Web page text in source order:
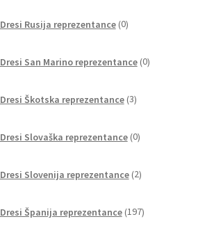
Dresi Rusija reprezentance 0izdelkov
Dresi San Marino reprezentance 0izdelkov
Dresi Škotska reprezentance 3izdelki
Dresi Slovaška reprezentance 0izdelkov
Dresi Slovenija reprezentance 2izdelka
Dresi Španija reprezentance 197izdelkov